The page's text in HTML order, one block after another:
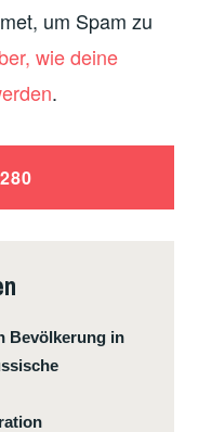
um Spam zu
wie deine
.
Bevölkerung in